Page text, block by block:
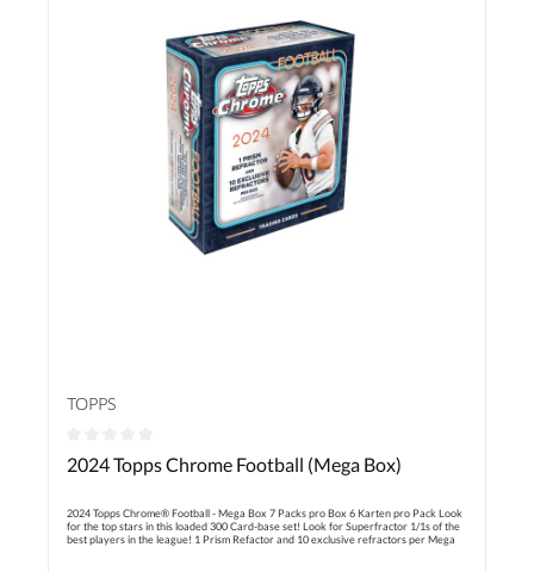
TOPPS
Durchschnittliche Bewertung von 0 von 5 Sternen
2024 Topps Chrome Football (Mega Box)
2024 Topps Chrome® Football - Mega Box 7 Packs pro Box 6 Karten pro Pack Look
for the top stars in this loaded 300 Card-base set! Look for Superfractor 1/1s of the
best players in the league! 1 Prism Refactor and 10 exclusive refractors per Mega